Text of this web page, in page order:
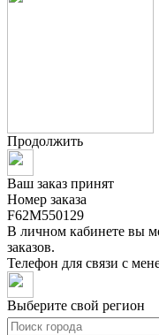
Продолжить
Ваш заказ принят
Номер заказа
F62M550129
В личном кабинете вы
заказов.
Телефон для связи с
Выберите свой регион